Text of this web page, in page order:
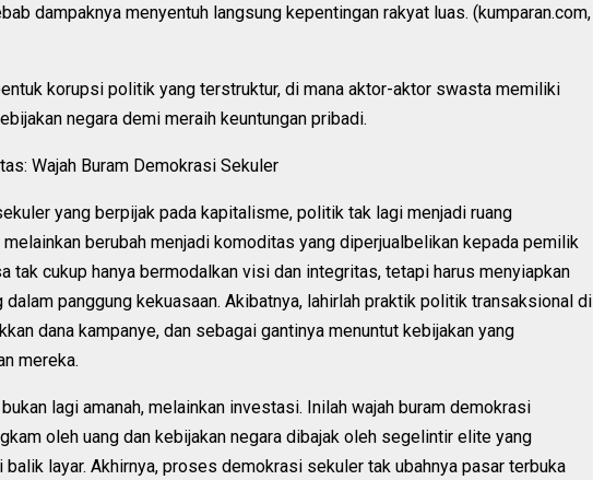
dampaknya menyentuh langsung kepentingan rakyat luas. (kumparan.com,
korupsi politik yang terstruktur, di mana aktor-aktor swasta memiliki
negara demi meraih keuntungan pribadi.
Wajah Buram Demokrasi Sekuler
yang berpijak pada kapitalisme, politik tak lagi menjadi ruang
berubah menjadi komoditas yang diperjualbelikan kepada pemilik
tak cukup hanya bermodalkan visi dan integritas, tetapi harus menyiapkan
dalam panggung kekuasaan. Akibatnya, lahirlah praktik politik transaksional di
dana kampanye, dan sebagai gantinya menuntut kebijakan yang
mereka.
lagi amanah, melainkan investasi. Inilah wajah buram demokrasi
oleh uang dan kebijakan negara dibajak oleh segelintir elite yang
layar. Akhirnya, proses demokrasi sekuler tak ubahnya pasar terbuka